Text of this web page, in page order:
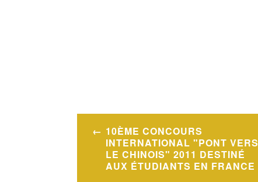
Navigation
l’article
10ÈME CONCOURS
INTERNATIONAL "PONT VERS
LE CHINOIS" 2011 DESTINÉ
AUX ÉTUDIANTS EN FRANCE